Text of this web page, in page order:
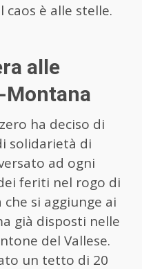
caos è alle stelle.
alle
Montana
ha deciso di
solidarietà di
ad ogni
feriti nel rogo di
si aggiunge ai
già disposti nelle
del Vallese.
un tetto di 20